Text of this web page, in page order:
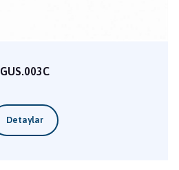
GUS.003C